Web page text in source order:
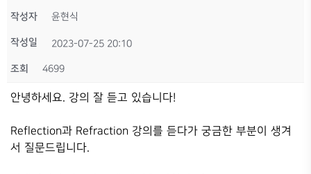
작성자 윤현식
작성일 2023-07-25 20:10
조회 4699
안녕하세요. 강의 잘 듣고 있습니다!
Reflection과 Refraction 강의를 듣다가 궁금한 부분이 생겨
서 질문드립니다.